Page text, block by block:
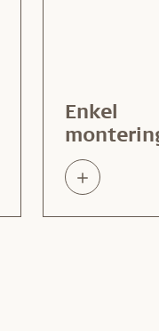
Enkel
Read
about